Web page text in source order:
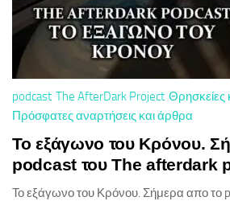
podcast The AfterDark Project Θρησκείες
Πρόσφατες αναρτήσεις και άρθρα
Το εξάγωνο του Κρόνου.
podcast του The afterdark
Το εξάγωνο του Κρόνου. Σήμερα απο το